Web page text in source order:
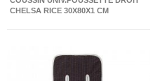
CHELSA RICE 30X80X1 CM